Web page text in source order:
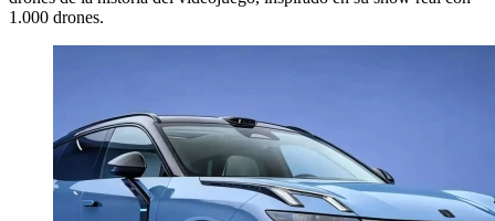
1.000 drones.